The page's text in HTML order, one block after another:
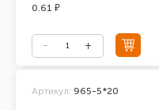
0.61 ₽
Артикул: 965-5*20